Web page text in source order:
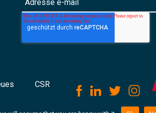
CSR